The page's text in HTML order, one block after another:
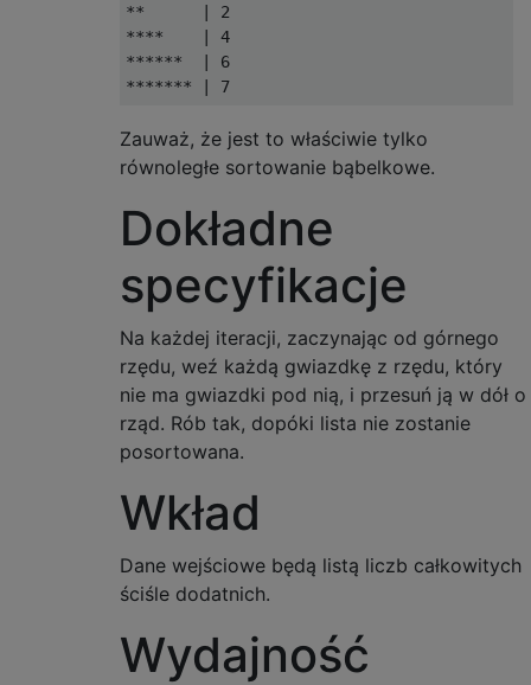
**      | 2
****    | 4
******  | 6
Zauważ, że jest to właściwie tylko
równoległe sortowanie bąbelkowe.
Dokładne
specyfikacje
Na każdej iteracji, zaczynając od górnego
rzędu, weź każdą gwiazdkę z rzędu, który
nie ma gwiazdki pod nią, i przesuń ją w dół o
rząd. Rób tak, dopóki lista nie zostanie
posortowana.
Wkład
Dane wejściowe będą listą liczb całkowitych
ściśle dodatnich.
Wydajność